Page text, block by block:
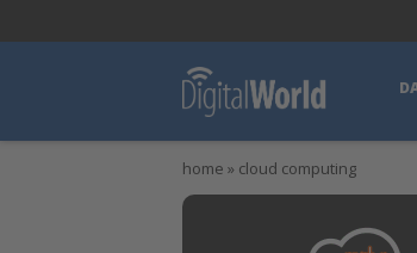
home » cloud computing